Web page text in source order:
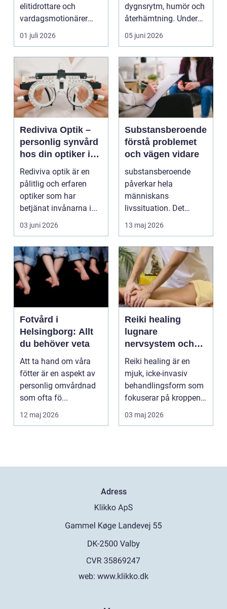
elitidrottare och
vardagsmotionärer
för...
01 juli 2026
dygnsrytm, humör och
återhämtning. Under
senare år har en ny typ
av prod...
05 juni 2026
Rediviva Optik –
personlig synvård
hos din optiker i
Uppsala
Rediviva optik är en
pålitlig och erfaren
optiker som har
betjänat invånarna i...
03 juni 2026
Substansberoende
förstå problemet
och vägen vidare
substansberoende
påverkar hela
människans
livssituation. Det
handlar sällan bara
om alkohol, narkoti...
13 maj 2026
Fotvård i
Helsingborg: Allt
du behöver veta
Att ta hand om våra
fötter är en aspekt av
personlig omvårdnad
som ofta fö...
12 maj 2026
Reiki healing
lugnare
nervsystem och
djupare
återhämtning
Reiki healing är en
mjuk, icke-invasiv
behandlingsform som
fokuserar på kroppens
egen förmåga att lä...
03 maj 2026
Adress
web: www.klikko.dk